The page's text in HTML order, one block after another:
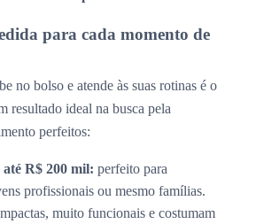
para cada momento de
no bolso e atende às suas rotinas é o
resultado ideal na busca pela
perfeitos:
R$ 200 mil: perfeito para
profissionais ou mesmo famílias.
muito funcionais e costumam